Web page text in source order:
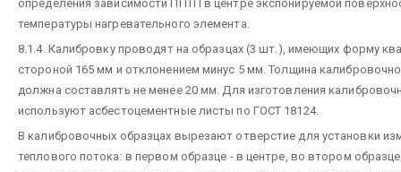
определения зависимости ППТП в центре экспонируемой
температуры нагревательного элемента.
8.1.4. Калибровку проводят на образцах (3 шт.), имеющих форму
стороной 165 мм и отклонением минус 5 мм. Толщина
должна составлять не менее 20 мм. Для изготовления
используют асбестоцементные листы по ГОСТ 18124.
В калибровочных образцах вырезают отверстие для установки
теплового потока: в первом образце - в центре, во втором